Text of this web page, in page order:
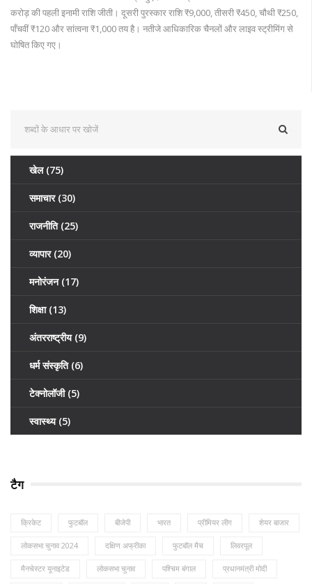
करोड़ की पहली इनामी राशि जीती। दूसरी पुरस्कार राशि ₹9,000, तीसरी ₹450, चौथी ₹250,
पाँचवीं ₹120 और सांत्वना ₹1,000 तय है। नतीजे आधिकारिक चैनलों और लाइव स्ट्रीमिंग से
घोषित किए गए।
खेल (75)
समाचार (30)
राजनीति (25)
व्यापार (20)
मनोरंजन (17)
शिक्षा (13)
अंतरराष्ट्रीय (9)
धर्म संस्कृति (6)
टेक्नोलॉजी (5)
स्वास्थ्य (5)
टैग
क्रिकेट फुटबॉल बीजेपी भारत प्रीमियर लीग शेयर बाजार
लोकसभा चुनाव 2024 दक्षिण अफ्रीका फुटबॉल मैच लिवरपूल
मैनचेस्टर यूनाइटेड लोकसभा चुनाव पश्चिम बंगाल प्रधानमंत्री मोदी